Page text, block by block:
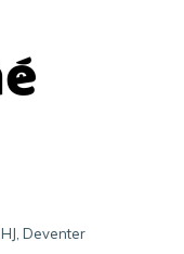
Deventer